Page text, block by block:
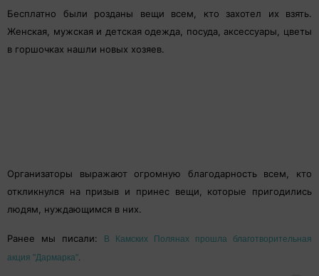
Бесплатно были розданы вещи всем, кто захотел их взять.
Женская, мужская и детская одежда, посуда, аксессуары, цветы
в горшочках нашли новых хозяев.
Организаторы выражают огромную благодарность всем, кто
откликнулся на призыв и принес вещи, которые пригодились
людям, нуждающимся в них.
Ранее мы писали:
В Камских Полянах прошла благотворительная
акция "Дармарка".